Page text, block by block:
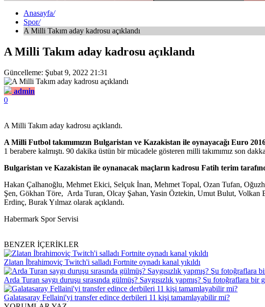
Anasayfa/
Spor/
A Milli Takım aday kadrosu açıklandı
A Milli Takım aday kadrosu açıklandı
Güncelleme: Şubat 9, 2022 21:31
admin
0
A Milli Takım aday kadrosu açıklandı.
A Milli Futbol takımımızın Bulgaristan ve Kazakistan ile oynayacağı Euro
1 berabere kalmıştı. 90 dakika üstün bir mücadele gösteren milli takımımız son
Bulgaristan ve Kazakistan ile oynanacak maçların kadrosu Fatih terim
Hakan Çalhanoğlu, Mehmet Ekici, Selçuk İnan, Mehmet Topal, Ozan Tufan,
Şen, Gökhan Töre, Arda Turan, Olcay Şahan, Yasin Öztekin, Umut Bulut,
Erdinç, Burak Yılmaz olarak açıklandı.
Habermark Spor Servisi
BENZER İÇERİKLER
Zlatan İbrahimoviç Twitch'i salladı Fortnite oynadı kanal yıkıldı
Arda Turan saygı duruşu sırasında gülmüş? Saygısızlık yapmış? Şu fotoğraflara bir
Galatasaray Fellaini'yi transfer edince derbileri 11 kişi tamamlayabilir mi?